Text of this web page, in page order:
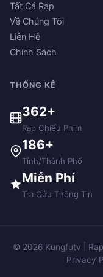
Tất Cả Rạp
Về Chúng Tôi
Liên Hệ
Chính Sách
THỐNG KÊ
362+
Rạp Chiếu Phim
186+
Tỉnh/Thành Phố
Miễn Phí
Tra Cứu Thông Tin
© 2026 Kungfutv |
Privacy